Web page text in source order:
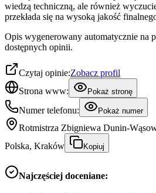
wiedzą techniczną, ale również
przekłada się na wysoką jakość
Opis wygenerowany automatycznie na
dostępnych opinii.
Czytaj opinie:Zobacz profil
Strona www:
Pokaż stronę
Numer telefonu: Pokaż numer
Rotmistrza Zbigniewa Dunin-
Polska, Kraków
Kopiuj
Najczęściej doceniane: